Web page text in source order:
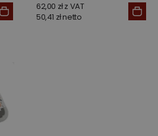
62,00 zł z VAT
50,41 zł netto